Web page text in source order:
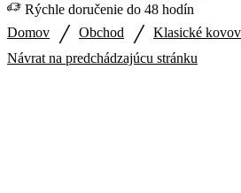
Rýchle doručenie do 48 hodín
Domov
/ Obchod / Klasické
Návrat na predchádzajúcu stránku